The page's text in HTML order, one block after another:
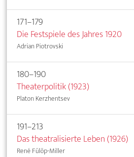
171–179
Die Festspiele des Jahres 1920
Adrian Piotrovski
180–190
Theaterpolitik (1923)
Platon Kerzhentsev
191–213
Das theatralisierte Leben (1926)
René Fülöp-Miller